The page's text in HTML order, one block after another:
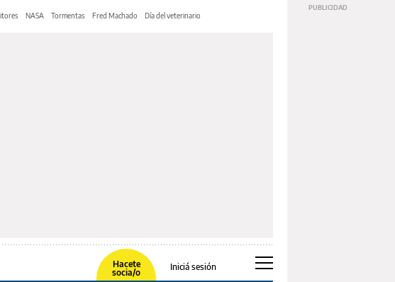
NASA Tormentas Fred Machado Día del veterinario
Hacete
socia/o
Iniciá sesión